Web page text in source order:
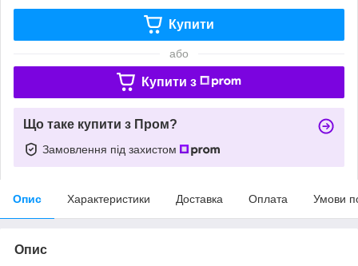
Купити
або
Купити з
Що таке купити з Пром?
Замовлення під захистом
Опис Характеристики Доставка Оплата Умови
Опис